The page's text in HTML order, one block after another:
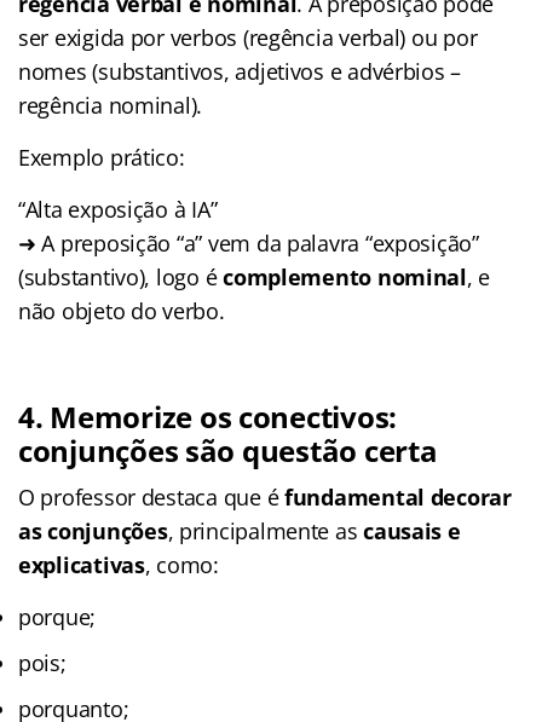
ser exigida por verbos (regência verbal) ou por
nomes (substantivos, adjetivos e advérbios –
regência nominal).
Exemplo prático:
“Alta exposição à IA”
➜ A preposição “a” vem da palavra “exposição”
(substantivo), logo écomplemento nominal, e
não objeto do verbo.
4. Memorize os conectivos:
conjunções são questão certa
O professor destaca que éfundamental decorar
as conjunções, principalmente ascausais e
explicativas, como:
porque;
pois;
porquanto;